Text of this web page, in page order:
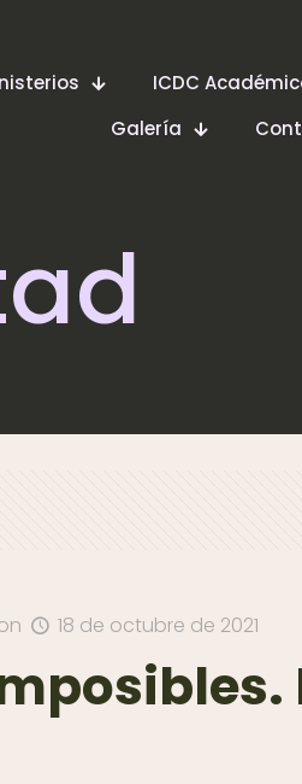
ICDC
Galería
18 de octubre de 2021